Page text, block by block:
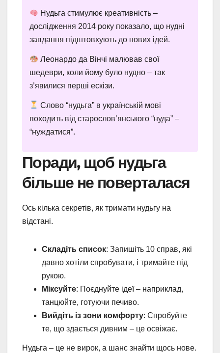
Нудьга стимулює креативність –
дослідження 2014 року показало, що нудні
завдання підштовхують до нових ідей.
Леонардо да Вінчі малював свої
шедеври, коли йому було нудно – так
з’явилися перші ескізи.
Слово “нудьга” в українській мові
походить від старослов’янського “нуда” –
“нуждатися”.
Поради, щоб нудьга
більше не поверталася
Ось кілька секретів, як тримати нудьгу на
відстані.
Складіть список: Запишіть 10 справ, які
давно хотіли спробувати, і тримайте під
рукою.
Міксуйте: Поєднуйте ідеї – наприклад,
танцюйте, готуючи печиво.
Вийдіть із зони комфорту: Спробуйте
те, що здається дивним – це освіжає.
Нудьга – це не вирок, а шанс знайти щось нове.